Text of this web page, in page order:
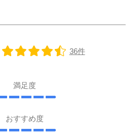
36件
満足度
おすすめ度